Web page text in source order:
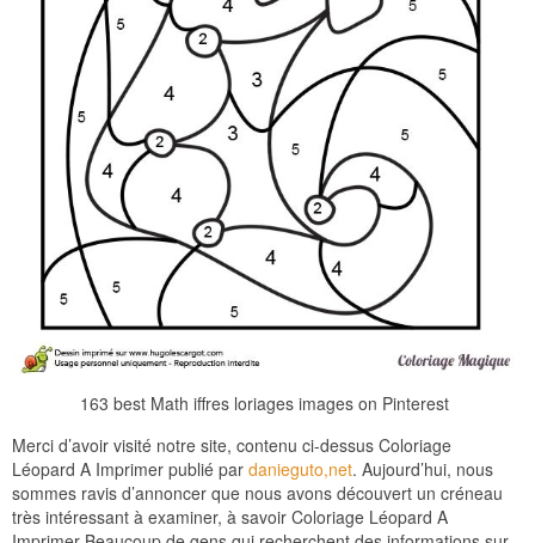
163 best Math iffres loriages images on Pinterest
Merci d’avoir visité notre site, contenu ci-dessus Coloriage
Léopard A Imprimer publié par danieguto,net. Aujourd’hui, nous
sommes ravis d’annoncer que nous avons découvert un créneau
très intéressant à examiner, à savoir Coloriage Léopard A